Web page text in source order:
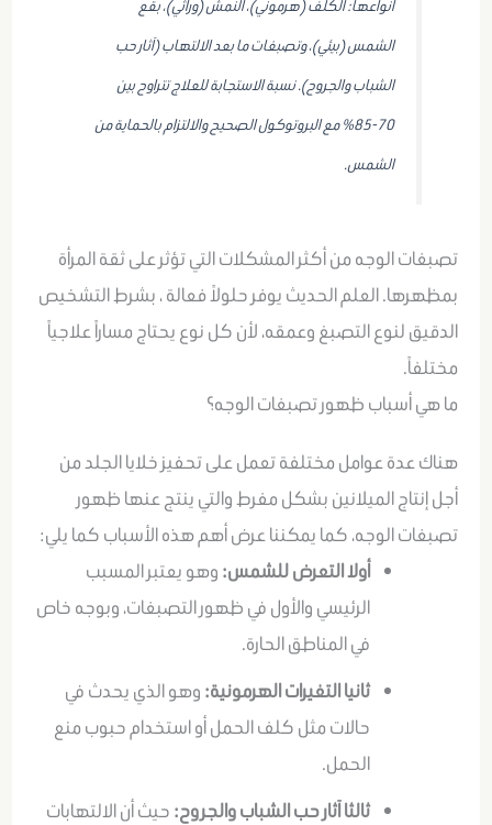
أنواعها: الكلف (هرموني)، النمش (وراثي)، بقع
الشمس (بيئي)، وتصبغات ما بعد الالتهاب (آثار حب
الشباب والجروح). نسبة الاستجابة للعلاج تتراوح بين
70-85% مع البروتوكول الصحيح والالتزام بالحماية من
الشمس.
تصبغات الوجه من أكثر المشكلات التي تؤثر على ثقة المرأة
بمظهرها. العلم الحديث يوفر حلولاً فعالة ، بشرط التشخيص
الدقيق لنوع التصبغ وعمقه، لأن كل نوع يحتاج مساراً علاجياً
مختلفاً.
ما هي أسباب ظهور تصبغات الوجه؟
هناك عدة عوامل مختلفة تعمل على تحفيز خلايا الجلد من
أجل إنتاج الميلانين بشكل مفرط والتي ينتج عنها ظهور
تصبغات الوجه، كما يمكننا عرض أهم هذه الأسباب كما يلي:
أولا التعرض للشمس: وهو يعتبر المسبب
الرئيسي والأول في ظهور التصبغات، وبوجه خاص
في المناطق الحارة.
ثانيا التغيرات الهرمونية: وهو الذي يحدث في
حالات مثل كلف الحمل أو استخدام حبوب منع
الحمل.
ثالثا آثار حب الشباب والجروح: حيث أنالالتهابات